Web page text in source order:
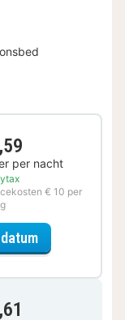
per nacht
€ 10 per
voor Late